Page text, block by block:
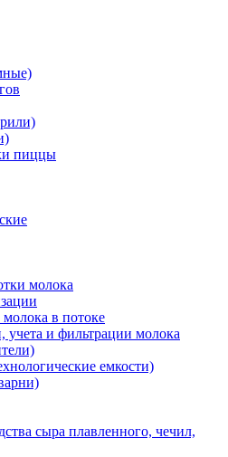
пиццы
молока
в потоке
и фильтрации молока
емкости)
сыра плавленного, чечил,